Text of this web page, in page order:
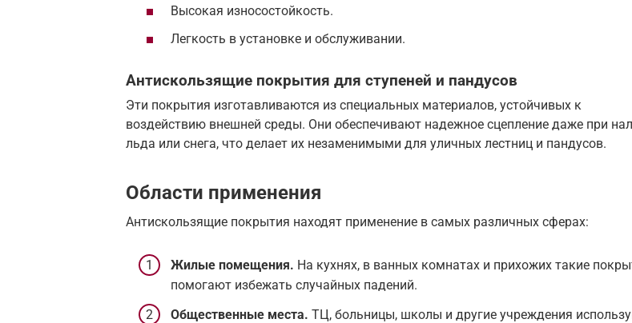
Высокая износостойкость.
Легкость в установке и обслуживании.
Антискользящие покрытия для ступеней и пандусов
Эти покрытия изготавливаются из специальных материалов, устойчивых к
воздействию внешней среды. Они обеспечивают надежное сцепление даже при
льда или снега, что делает их незаменимыми для уличных лестниц и пандусов.
Области применения
Антискользящие покрытия находят применение в самых различных сферах:
Жилые помещения. На кухнях, в ванных комнатах и прихожих такие
помогают избежать случайных падений.
Общественные места. ТЦ, больницы, школы и другие учреждения